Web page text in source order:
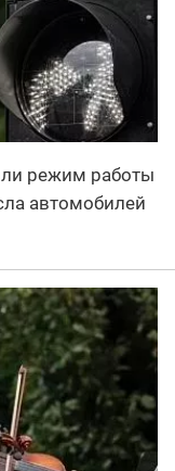
режим работы
автомобилей